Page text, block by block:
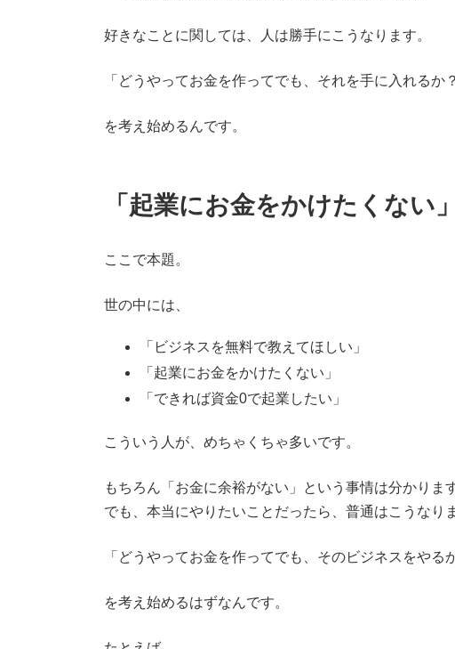
好きなことに関しては、人は勝手にこうなります。
「どうやってお金を作ってでも、それを手に入れるか？
を考え始めるんです。
「起業にお金をかけたくない
ここで本題。
世の中には、
「ビジネスを無料で教えてほしい」
「起業にお金をかけたくない」
「できれば資金0で起業したい」
こういう人が、めちゃくちゃ多いです。
もちろん「お金に余裕がない」という事情は分かります
でも、本当にやりたいことだったら、普通はこうなり
「どうやってお金を作ってでも、そのビジネスをやる
を考え始めるはずなんです。